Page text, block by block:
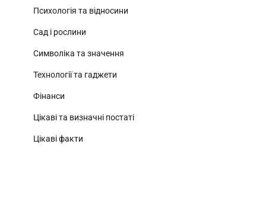
Психологія та відносини
Сад і рослини
Символіка та значення
Технології та гаджети
Фінанси
Цікаві та визначні постаті
Цікаві факти